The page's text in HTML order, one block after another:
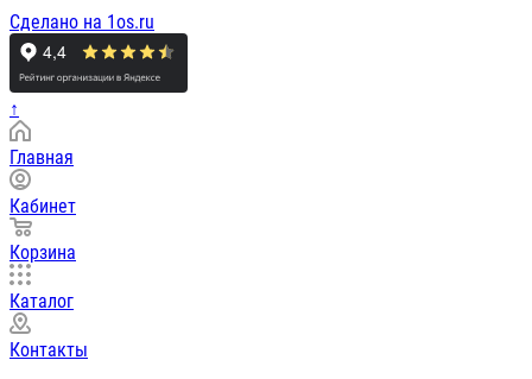
Сделано на 1os.ru
↑
Главная
Кабинет
Корзина
Каталог
Контакты